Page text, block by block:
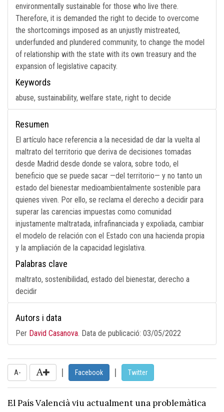
environmentally sustainable for those who live there.
Therefore, it is demanded the right to decide to overcome
the shortcomings imposed as an unjustly mistreated,
underfunded and plundered community, to change the model
of relationship with the state with its own treasury and the
expansion of legislative capacity.
Keywords
abuse, sustainability, welfare state, right to decide
Resumen
El artículo hace referencia a la necesidad de dar la vuelta al
maltrato del territorio que deriva de decisiones tomadas
desde Madrid desde donde se valora, sobre todo, el
beneficio que se puede sacar —del territorio— y no tanto un
estado del bienestar medioambientalmente sostenible para
quienes viven. Por ello, se reclama el derecho a decidir para
superar las carencias impuestas como comunidad
injustamente maltratada, infrafinanciada y expoliada, cambiar
el modelo de relación con el Estado con una hacienda propia
y la ampliación de la capacidad legislativa.
Palabras clave
maltrato, sostenibilidad, estado del bienestar, derecho a
decidir
Autors i data
Per David Casanova. Data de publicació: 03/05/2022
A- | Facebook | Twitter
El País Valencià viu actualment una problemàtica